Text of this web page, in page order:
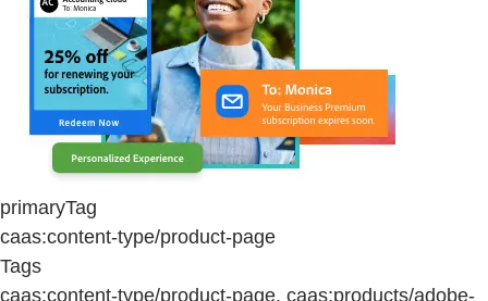
primaryTag
caas:content-type/product-page
Tags
caas:content-type/product-page, caas:products/adobe-